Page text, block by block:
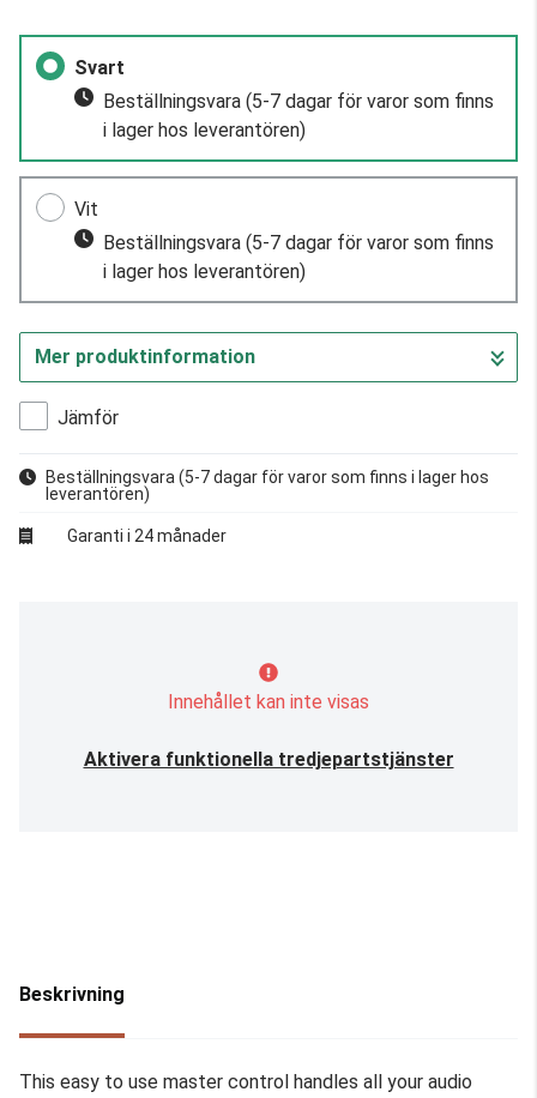
Svart
Beställningsvara (5-7 dagar för varor som finns
i lager hos leverantören)
Vit
Beställningsvara (5-7 dagar för varor som finns
i lager hos leverantören)
Mer produktinformation
Jämför
Beställningsvara(5-7 dagar för varor som finns i lager hos
leverantören)
Garanti i 24 månader
Innehållet kan inte visas
Aktivera funktionella tredjepartstjänster
Beskrivning
This easy to use master control handles all your audio